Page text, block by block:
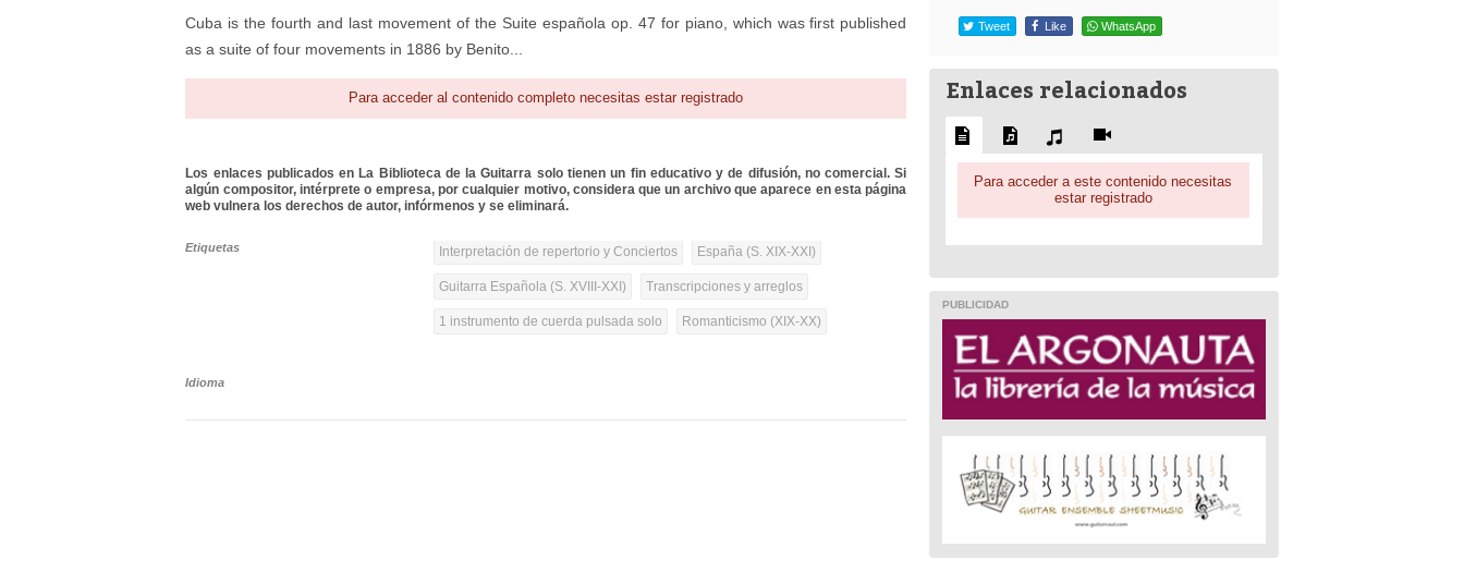
Cuba is the fourth and last movement of the Suite española op. 47 for piano, which was first published
as a suite of four movements in 1886 by Benito...
Para acceder al contenido completo necesitas estar registrado
Los enlaces publicados en La Biblioteca de la Guitarra solo tienen un fin educativo y de difusión, no comercial. Si
algún compositor, intérprete o empresa, por cualquier motivo, considera que un archivo que aparece en esta página
web vulnera los derechos de autor, infórmenos y se eliminará.
Etiquetas Interpretación de repertorio y Conciertos España (S. XIX-XXI)
Guitarra Española (S. XVIII-XXI) Transcripciones y arreglos
1 instrumento de cuerda pulsada solo Romanticismo (XIX-XX)
Idioma
Tweet Like WhatsApp
Enlaces relacionados
Para acceder a este contenido necesitas
estar registrado
PUBLICIDAD